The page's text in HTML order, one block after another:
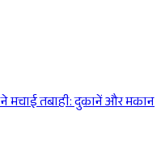
मचाई तबाही: दुकानें और मकान